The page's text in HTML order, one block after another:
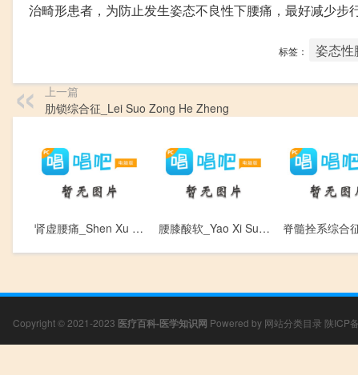
治畸形患者，为防止发生姿态不良性下腰痛，最好减少步行
标签： 姿态性
上一篇
肋锁综合征_Lei Suo Zong He Zheng
肾虚腰痛_Shen Xu Yao Tong 腰膝酸软_Yao Xi Suan Ruan
Copyright © 2021-2023 医疗百科-医学知识网 Powered by 网站分类目录 陕ICP